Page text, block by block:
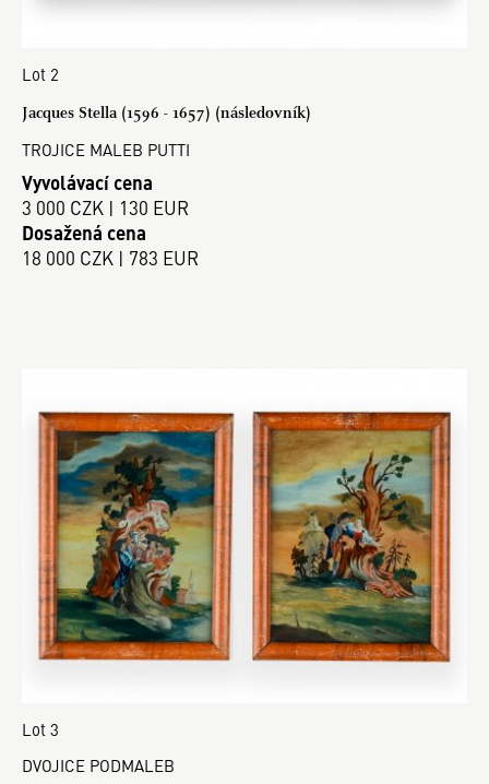
Lot 2
Jacques Stella (1596 - 1657) (následovník)
TROJICE MALEB PUTTI
Vyvolávací cena
3 000 CZK | 130 EUR
Dosažená cena
18 000 CZK | 783 EUR
Lot 3
DVOJICE PODMALEB